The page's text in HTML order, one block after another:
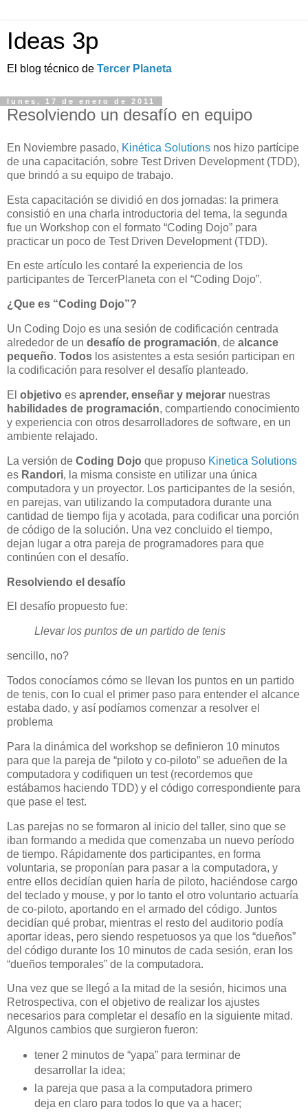
Ideas 3p
El blog técnico de Tercer Planeta
lunes, 17 de enero de 2011
Resolviendo un desafío en equipo
En Noviembre pasado, Kinética Solutions nos hizo partícipe
de una capacitación, sobre Test Driven Development (TDD),
que brindó a su equipo de trabajo.
Esta capacitación se dividió en dos jornadas: la primera
consistió en una charla introductoria del tema, la segunda
fue un Workshop con el formato “Coding Dojo” para
practicar un poco de Test Driven Development (TDD).
En este artículo les contaré la experiencia de los
participantes de TercerPlaneta con el “Coding Dojo”.
¿Que es “Coding Dojo”?
Un Coding Dojo es una sesión de codificación centrada
alrededor de un desafío de programación, de alcance
pequeño. Todos los asistentes a esta sesión participan en
la codificación para resolver el desafío planteado.
El objetivo es aprender, enseñar y mejorar nuestras
habilidades de programación, compartiendo conocimiento
y experiencia con otros desarrolladores de software, en un
ambiente relajado.
La versión de Coding Dojo que propuso Kinetica Solutions
es Randori, la misma consiste en utilizar una única
computadora y un proyector. Los participantes de la sesión,
en parejas, van utilizando la computadora durante una
cantidad de tiempo fija y acotada, para codificar una porción
de código de la solución. Una vez concluido el tiempo,
dejan lugar a otra pareja de programadores para que
continúen con el desafío.
Resolviendo el desafío
El desafío propuesto fue:
Llevar los puntos de un partido de tenis
sencillo, no?
Todos conocíamos cómo se llevan los puntos en un partido
de tenis, con lo cual el primer paso para entender el alcance
estaba dado, y así podíamos comenzar a resolver el
problema
Para la dinámica del workshop se definieron 10 minutos
para que la pareja de “piloto y co-piloto” se adueñen de la
computadora y codifiquen un test (recordemos que
estábamos haciendo TDD) y el código correspondiente para
que pase el test.
Las parejas no se formaron al inicio del taller, sino que se
iban formando a medida que comenzaba un nuevo período
de tiempo. Rápidamente dos participantes, en forma
voluntaria, se proponían para pasar a la computadora, y
entre ellos decidían quien haría de piloto, haciéndose cargo
del teclado y mouse, y por lo tanto el otro voluntario actuaría
de co-piloto, aportando en el armado del código. Juntos
decidían qué probar, mientras el resto del auditorio podía
aportar ideas, pero siendo respetuosos ya que los “dueños”
del código durante los 10 minutos de cada sesión, eran los
“dueños temporales” de la computadora.
Una vez que se llegó a la mitad de la sesión, hicimos una
Retrospectiva, con el objetivo de realizar los ajustes
necesarios para completar el desafío en la siguiente mitad.
Algunos cambios que surgieron fueron:
tener 2 minutos de “yapa” para terminar de
desarrollar la idea;
la pareja que pasa a la computadora primero
deja en claro para todos lo que va a hacer;